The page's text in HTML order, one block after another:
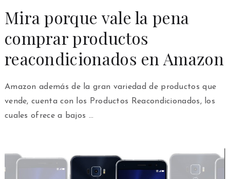
Mira porque vale la pena
comprar productos
reacondicionados en Amazon
Amazon además de la gran variedad de productos que
vende, cuenta con los Productos Reacondicionados, los
cuales ofrece a bajos …